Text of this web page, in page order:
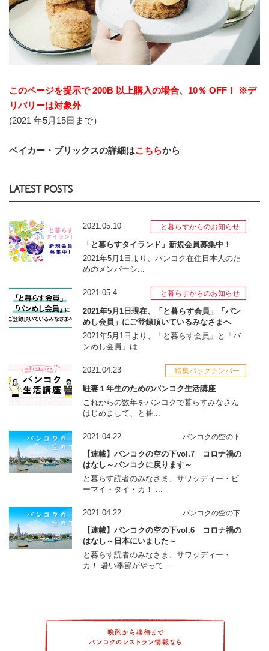
このページを提示で 200B 以上購入の場合、10％ OFF！ ※デ
リバリーは対象外
(2021 年5月15日まで）
ベイカー・ブリックスの詳細はこちらから
LATEST POSTS
2021.05.10 と暮らすからのお知らせ
「と暮らすタイランド」新規会員募集中！
2021年5月1日より、バンコク在住日本人のた
めのメンバーシ...
2021.05.4 と暮らすからのお知らせ
2021年5月1日現在、「と暮らす会員」「バン
めし会員」にご登録頂いているみなさまへ
2021年5月1日より、「と暮らす会員」と「バ
ンめし会員」は...
2021.04.23 特集バックナンバー
駐妻１年生のためのバンコク生活講座
これからの数年をバンコクで暮らすみなさん
はじめまして、と暮...
2021.04.22 バンコクの空の下
【連載】バンコクの空の下vol.7 コロナ禍の
はなし～バンコクに戻ります～
と暮らす読者のみなさま、サワッディー・ピ
ーマイ・タイ・カ！ ...
2021.04.22 バンコクの空の下
【連載】バンコクの空の下vol.6 コロナ禍の
はなし～日本にいました～
と暮らす読者のみなさま、サワッディー・
カ！ 暑い季節がやって...